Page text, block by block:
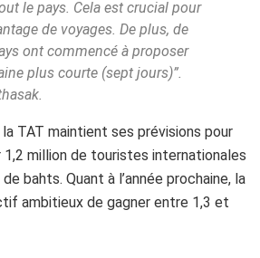
le pays. Cela est crucial pour
de voyages. De plus, de
ont commencé à proposer
plus courte (sept jours)”.
TAT maintient ses prévisions pour
million de touristes internationales
bahts. Quant à l’année prochaine, la
ambitieux de gagner entre 1,3 et